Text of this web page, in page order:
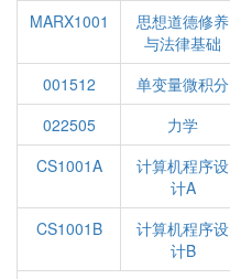
MARX1001
思想道德修养
与法律基础
001512 单变量微积分
022505
力学
CS1001A
计算机程序设
计A
CS1001B
计算机程序设
计B